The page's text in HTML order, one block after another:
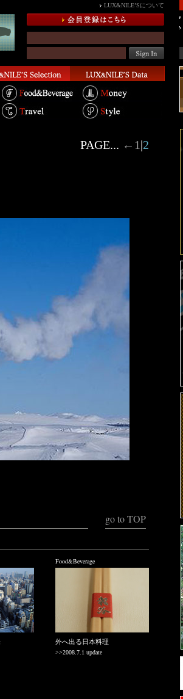
LUX&NILE’Sについて
PAGE... ← 1 |2
go to TOP
Food&Beverage
外へ出る日本料理
>>2008.7.1 update